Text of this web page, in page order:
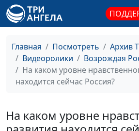
Главная Посмотреть
Архив
Видеоролики
Возрождая
На каком уровне
находится сейчас Россия?
На каком уровне
«Национальной
духовной трапезы» в
Церкви
Правильное
современной России
связей